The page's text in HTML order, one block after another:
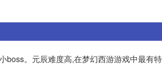
boss。元辰难度高,在梦幻西游游戏中最有